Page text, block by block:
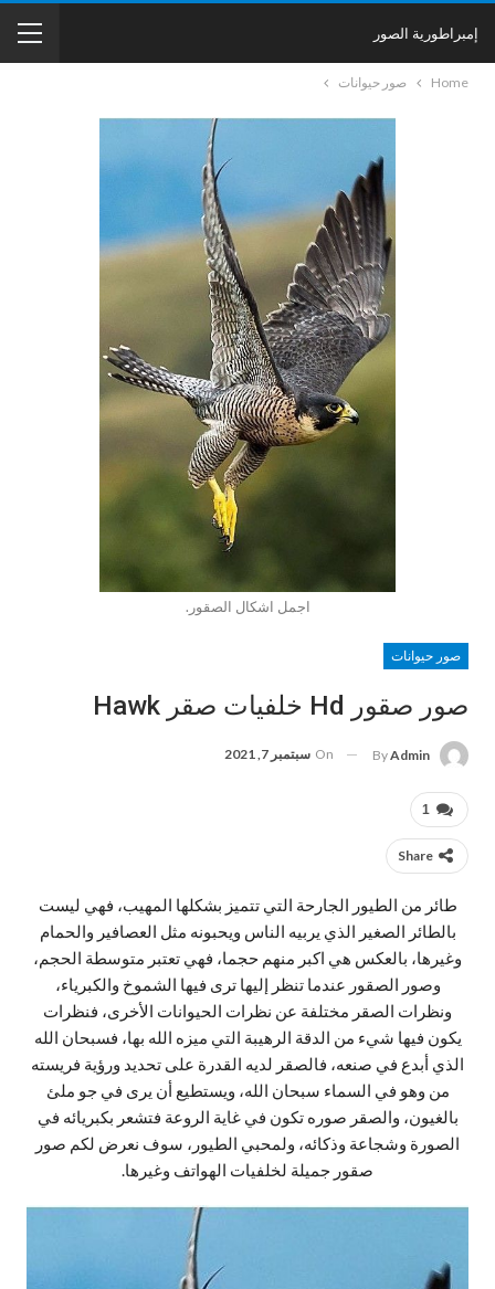
إمبراطورية الصور
Home صور حيوانات
اجمل اشكال الصقور.
صور حيوانات
صور صقور Hd خلفيات صقر Hawk
ByAdmin
On سبتمبر 7, 2021
1
Share
طائر من الطيور الجارحة التي تتميز بشكلها المهيب، فهي ليست
بالطائر الصغير الذي يربيه الناس ويحبونه مثل العصافير والحمام
وغيرها، بالعكس هي اكبر منهم حجما، فهي تعتبر متوسطة الحجم،
وصور الصقور عندما تنظر إليها ترى فيها الشموخ والكبرياء،
ونظرات الصقر مختلفة عن نظرات الحيوانات الأخرى، فنظرات
يكون فيها شيء من الدقة الرهيبة التي ميزه الله بها، فسبحان الله
الذي أبدع في صنعه، فالصقر لديه القدرة على تحديد ورؤية فريسته
من وهو في السماء سبحان الله، ويستطيع أن يرى في جو ملئ
بالغيون، والصقر صوره تكون في غاية الروعة فتشعر بكبريائه في
الصورة وشجاعة وذكائه، ولمحبي الطيور، سوف نعرض لكم صور
صقور جميلة لخلفيات الهواتف وغيرها.